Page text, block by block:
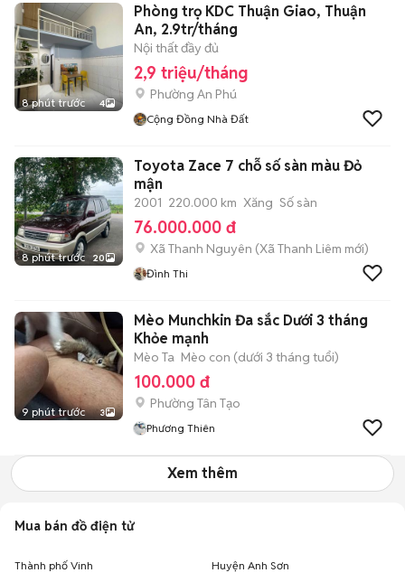
8 phút trước 4
Phòng trọ KDC Thuận Giao, Thuận
An, 2.9tr/tháng
Nội thất đầy đủ
2,9 triệu/tháng
Phường An Phú
Cộng Đồng Nhà Đất
8 phút trước 20
Toyota Zace 7 chỗ số sàn màu Đỏ
mận
2001 220.000 km Xăng Số sàn
76.000.000 đ
Xã Thanh Nguyên (Xã Thanh Liêm mới)
Đình Thi
9 phút trước 3
Mèo Munchkin Đa sắc Dưới 3 tháng
Khỏe mạnh
Mèo Ta Mèo con (dưới 3 tháng tuổi)
100.000 đ
Phường Tân Tạo
Phương Thiên
Xem thêm
Mua bán đồ điện tử
Thành phố Vinh Huyện Anh Sơn